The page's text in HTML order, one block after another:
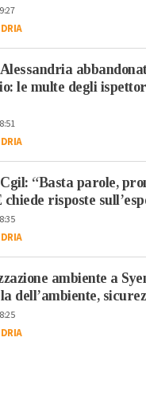
le multe degli
“Basta parole,
chiede risposte
ambiente a
dell’ambiente,